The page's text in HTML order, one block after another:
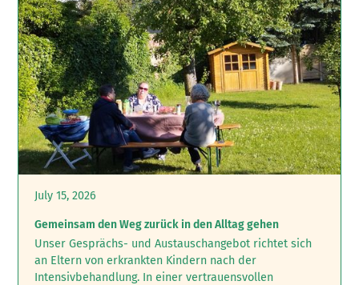
July 15, 2026
Gemeinsam den Weg zurück in den Alltag gehen
Unser Gesprächs- und Austauschangebot richtet sich
an Eltern von erkrankten Kindern nach der
Intensivbehandlung.‍ In einer vertrauensvollen